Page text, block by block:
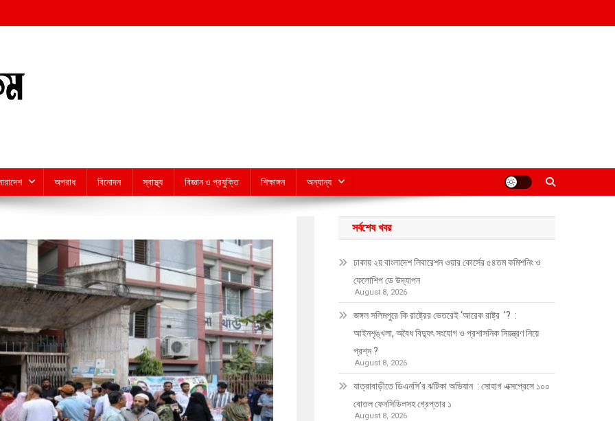
অপরাধ বিনোদন স্বাস্থ্য বিজ্ঞান ও প্রযুক্তি শিক্ষাঙ্গন অন্যান্য
সর্বশেষ খবর
ঢাকায় ২য় বাংলাদেশ লিবারেশন ওয়ার কোর্সের ৫৪তম কমিশনিং ও
ফেলোশিপ ডে উদ্‌যাপন
August 8, 2026
জঙ্গল সলিমপুরে কি রাষ্ট্রের ভেতরেই ‘আরেক রাষ্ট্র ’? :
আইনশৃঙ্খলা, অবৈধ বিদ্যুৎ সংযোগ ও প্রশাসনিক নিয়ন্ত্রণ নিয়ে
প্রশ্ন ?
August 8, 2026
যাত্রাবাড়ীতে ডিএনসি’র ঝটিকা অভিযান : সোহাগ এক্সপ্রেসে ১০০
বোতল ফেনসিডিলসহ গ্রেপ্তার ১
August 8, 2026